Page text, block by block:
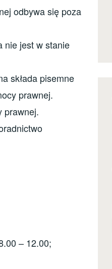
odbywa się poza
nie jest w stanie
składa pisemne
prawnej.
prawnej.
– 12.00;